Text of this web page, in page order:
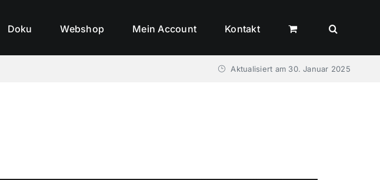
Doku Webshop Mein Account Kontakt
Aktualisiert am 30. Januar 2025